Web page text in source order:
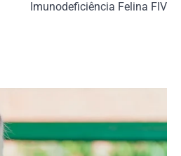
Imunodeficiência Felina FIV